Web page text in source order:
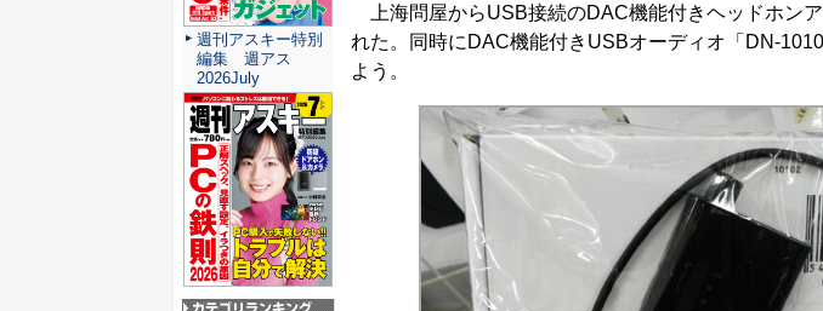
上海問屋からUSB接続のDAC機能付きヘッドホン
れた。同時にDAC機能付きUSBオーディオ「DN-
よう。
週刊アスキー特別
編集 週アス
2026July